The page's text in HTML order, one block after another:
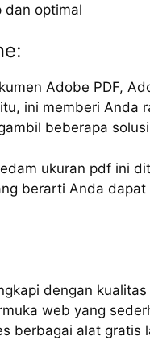
dan optimal
Adobe PDF,
ini memberi Anda
beberapa
ukuran pdf ini
berarti Anda
dengan
web yang
berbagai alat gratis